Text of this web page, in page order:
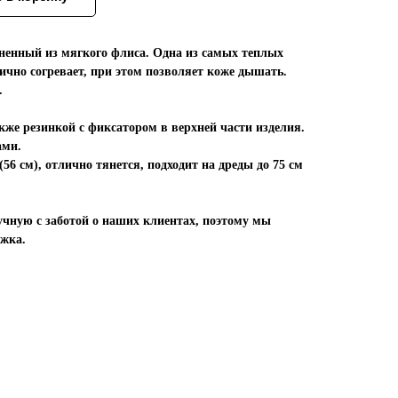
из мягкого флиса. Одна из самых теплых
согревает, при этом позволяет коже дышать.
резинкой с фиксатором в верхней части изделия.
см), отлично тянется, подходит на дреды до 75 см
с заботой о наших клиентах, поэтому мы